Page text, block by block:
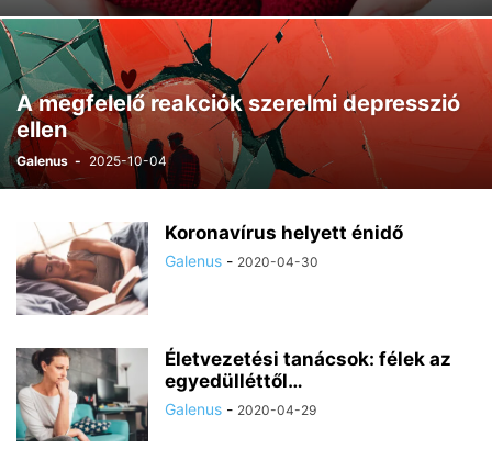
A megfelelő reakciók szerelmi depresszió
ellen
Galenus - 2025-10-04
Koronavírus helyett énidő
Galenus - 2020-04-30
Életvezetési tanácsok: félek az
egyedülléttől…
Galenus - 2020-04-29